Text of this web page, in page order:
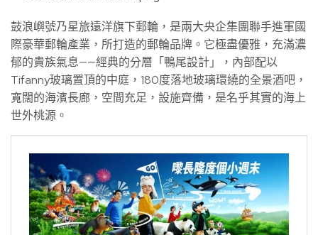
鼓浪嶼號乃星旅遠洋旗下郵輪，是兩大央企集團聯手進軍國
際豪華郵輪產業，所打造的郵輪品牌。它極盡優雅，充滿濃
郁的貴族氣息——經典的分層「鴨尾設計」，內部配以
Tifanny玻璃置頂的中庭，180度落地玻璃環繞的全景酒吧，
寬闊的海濱長廊，空間充足，設施齊備，是名乎其實的海上
世外桃源。